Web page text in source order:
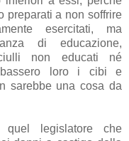
preparati a non soffrire
esercitati, ma
di educazione,
non educati né
loro i cibi e
sarebbe una cosa da
legislatore che